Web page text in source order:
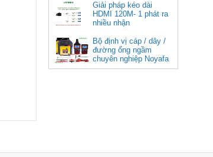
Giải pháp kéo dài
HDMI 120M- 1 phát ra
nhiều nhận
Bộ định vị cáp / dây /
đường ống ngầm
chuyên nghiệp Noyafa
NF-826